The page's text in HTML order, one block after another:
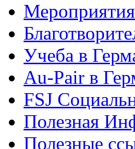
Мероприятия
Учеба в
Au-Pair в
FSJ
Полезная
Полезные